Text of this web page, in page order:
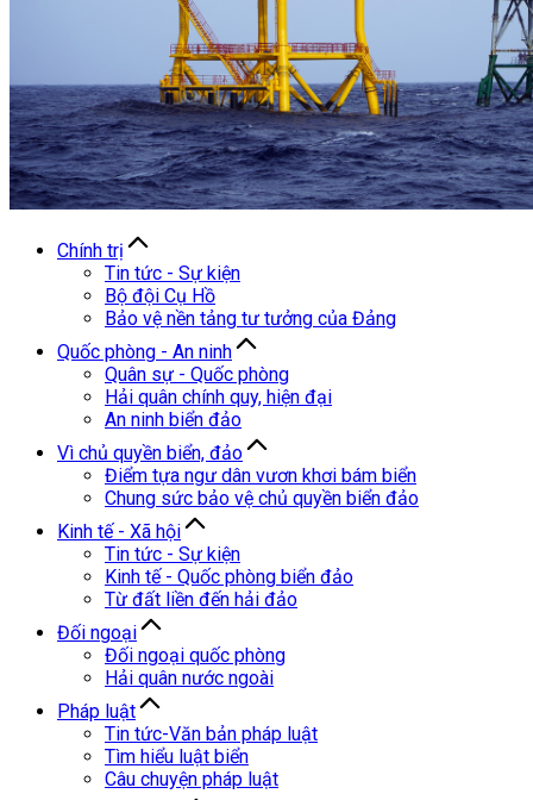
Chính trị
Tin tức - Sự kiện
Bộ đội Cụ Hồ
Bảo vệ nền tảng tư tưởng của Đảng
Quốc phòng - An ninh
Quân sự - Quốc phòng
Hải quân chính quy, hiện đại
An ninh biển đảo
Vì chủ quyền biển, đảo
Điểm tựa ngư dân vươn khơi bám biển
Chung sức bảo vệ chủ quyền biển đảo
Kinh tế - Xã hội
Tin tức - Sự kiện
Kinh tế - Quốc phòng biển đảo
Từ đất liền đến hải đảo
Đối ngoại
Đối ngoại quốc phòng
Hải quân nước ngoài
Pháp luật
Tin tức-Văn bản pháp luật
Tìm hiểu luật biển
Câu chuyện pháp luật